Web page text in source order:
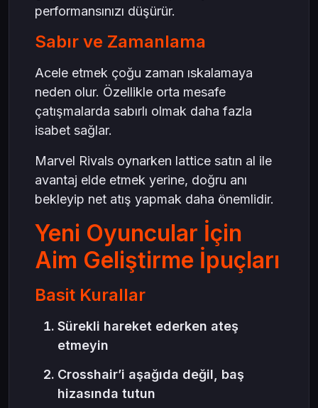
performansınızı düşürür.
Sabır ve Zamanlama
Acele etmek çoğu zaman ıskalamaya
neden olur. Özellikle orta mesafe
çatışmalarda sabırlı olmak daha fazla
isabet sağlar.
Marvel Rivals oynarken lattice satın al ile
avantaj elde etmek yerine, doğru anı
bekleyip net atış yapmak daha önemlidir.
Yeni Oyuncular İçin
Aim Geliştirme İpuçları
Basit Kurallar
Sürekli hareket ederken ateş
etmeyin
Crosshair’i aşağıda değil, baş
hizasında tutun